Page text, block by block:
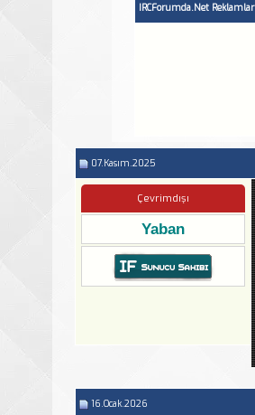
IRCForumda.Net Reklamlar
07.Kasım.2025
Çevrimdışı
Yaban
16.Ocak.2026